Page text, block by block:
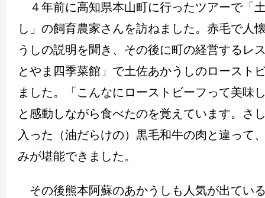
４年前に高知県本山町に行ったツアーで「
し」の飼育農家さんを訪ねました。赤毛で人
うしの説明を聞き、その後に町の経営するレ
とやま四季菜館」で土佐あかうしのロースト
ました。「こんなにローストビーフって美味
と感動しながら食べたのを覚えています。さ
入った（油だらけの）黒毛和牛の肉と違って
みが堪能できました。
その後熊本阿蘇のあかうしも人気が出てい